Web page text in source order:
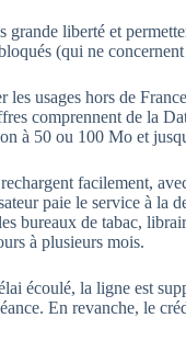
liberté et
(qui ne
usages hors de
comprennent de la
à 50 ou 100 Mo et
facilement,
paie le service à la
bureaux de tabac,
à plusieurs mois.
écoulé, la ligne est
En revanche, le